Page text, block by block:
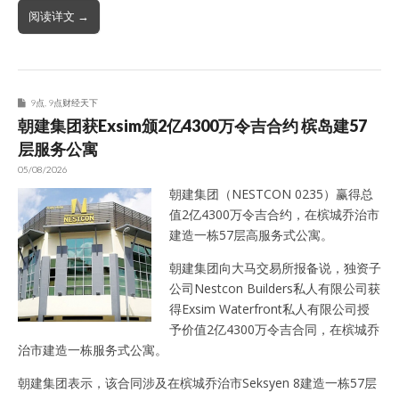
阅读详文 →
9点 9点财经天下
朝建集团获Exsim颁2亿4300万令吉合约 槟岛建57
层服务公寓
05/08/2026
朝建集团（NESTCON 0235）赢得总
值2亿4300万令吉合约，在槟城乔治市
建造一栋57层高服务式公寓。
朝建集团向大马交易所报备说，独资子
公司Nestcon Builders私人有限公司获
得Exsim Waterfront私人有限公司授
予价值2亿4300万令吉合同，在槟城乔
治市建造一栋服务式公寓。
朝建集团表示，该合同涉及在槟城乔治市Seksyen 8建造一栋57层